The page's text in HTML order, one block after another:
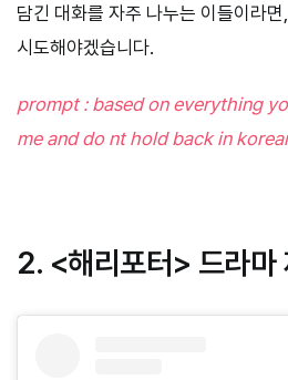
담긴 대화를 자주 나누는 이들이라
시도해야겠습니다.
prompt : based on everything
me and do nt hold back in
2. <해리포터> 드라마